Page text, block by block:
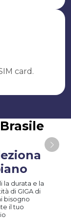
card.
la durata e la
di GIGA di
bisogno
il tuo